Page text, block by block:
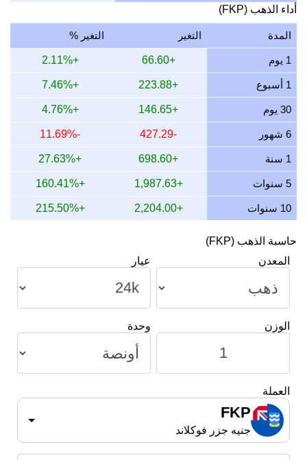
17 يوليو 2026
16 يوليو 2026 1,730.32
55,629.73
15 يوليو 2026 1,755.34
56.43
56,434.11
658.25
14 يوليو 2026 1,777.68
57.15
57,152.47
666.63
13 يوليو 2026 1,751.71
56.32
56,317.48
656.89
12 يوليو 2026 1,796.37
57.75
57,753.34
673.64
11 يوليو 2026 1,796.37
57.75
57,753.34
673.64
10 يوليو 2026 1,789.19
57.52
57,522.42
670.95
أداء الذهب (FKP)
المدة التغير التغير %
1 يوم +66.60
+2.11%
1 أسبوع +223.88
+7.46%
30 يوم +146.65
+4.76%
6 شهور -427.29
-11.69%
1 سنة +698.60
+27.63%
5 سنوات +1,987.63
+160.41%
10 سنوات +2,204.00
+215.50%
حاسبة الذهب (FKP)
المعدن
عيار
الوزن وحدة
العملة
FKP
جنيه جزر فوكلاند